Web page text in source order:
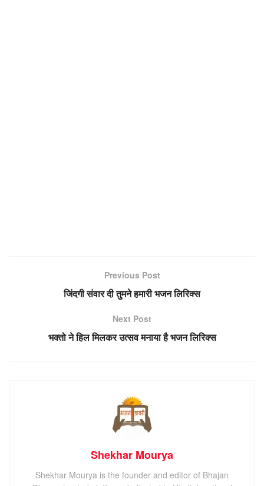
Previous Post
जिंदगी संवार दी तुमने हमारी भजन लिरिक्स
Next Post
भक्तो ने हिल मिलकर उत्सव मनाया है भजन लिरिक्स
Shekhar Mourya
Shekhar Mourya is the founder and editor of Bhajan